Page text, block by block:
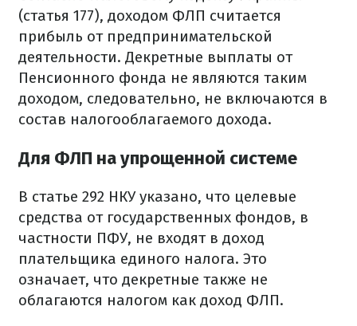
(статья 177), доходом ФЛП считается
прибыль от предпринимательской
деятельности. Декретные выплаты от
Пенсионного фонда не являются таким
доходом, следовательно, не включаются в
состав налогооблагаемого дохода.
Для ФЛП на упрощенной системе
В статье 292 НКУ указано, что целевые
средства от государственных фондов, в
частности ПФУ, не входят в доход
плательщика единого налога. Это
означает, что декретные также не
облагаются налогом как доход ФЛП.